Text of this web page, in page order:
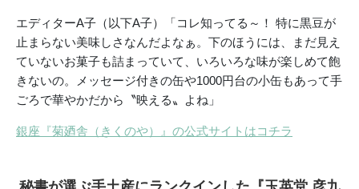
エディターA子（以下A子）「コレ知ってる～！ 特に黒豆が
止まらない美味しさなんだよなぁ。下のほうには、まだ見え
ていないお菓子も詰まっていて、いろいろな味が楽しめて飽
きないの。メッセージ付きの缶や1000円台の小缶もあって手
ごろで華やかだから〝映える〟よね」
銀座『菊廼舎（きくのや）』の公式サイトはコチラ